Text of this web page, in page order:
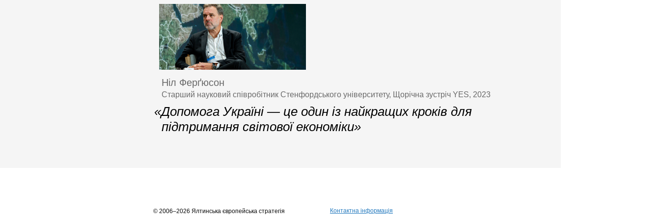
Ніл Ферґюсон
Старший науковий співробітник Стенфордського університету, Щорічна зустріч YES, 2023
«Допомога Україні — це один із найкращих кроків для
підтримання світової економіки»
© 2006–2026 Ялтинська європейська стратегія Контактна інформація